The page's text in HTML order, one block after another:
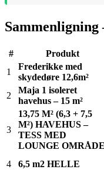
Sammenligning
# Produkt
1
Frederikke med
skydedøre 12,6m²
2
Maja 1 isoleret
havehus – 15 m²
3
13,75 M² (6,3 + 7,5
M²) HAVEHUS –
TESS MED
LOUNGE OMRÅDE
4 6,5 m2 HELLE